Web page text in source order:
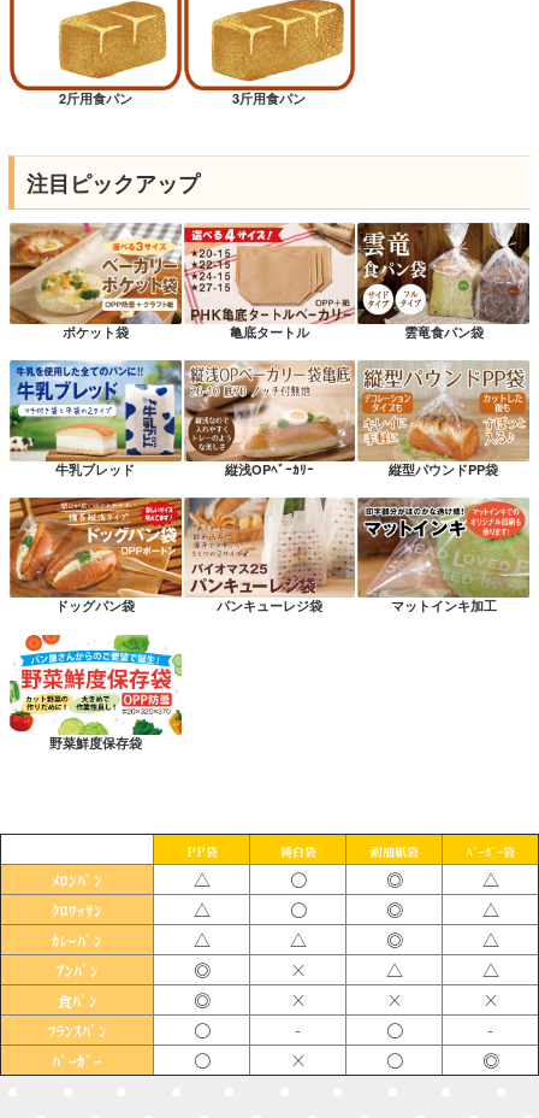
2斤用食パン 3斤用食パン
注目ピックアップ
ポケット袋 亀底タートル 雲竜食パン袋
牛乳ブレッド 縦浅OPﾍﾞｰｶﾘｰ 縦型パウンドPP袋
ドッグパン袋 パンキューレジ袋 マットインキ加工
野菜鮮度保存袋
PP袋 純白袋 耐油紙袋 ﾊﾞｰｶﾞｰ袋
ﾒﾛﾝﾊﾟﾝ △ 〇 ◎ △
ｸﾛﾜｯｻﾝ △ 〇 ◎ △
ｶﾚｰﾊﾟﾝ △ △ ◎ △
ｱﾝﾊﾟﾝ ◎ × △ △
食ﾊﾟﾝ ◎ × × ×
ﾌﾗﾝｽﾊﾟﾝ 〇 - 〇 -
ﾊﾞｰｶﾞｰ 〇 × 〇 ◎